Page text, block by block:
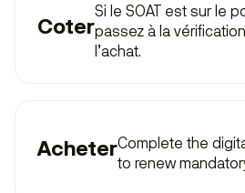
Coter
Si le SOAT est sur le
passez à la
l’achat.
AcheterComplete the
to renew